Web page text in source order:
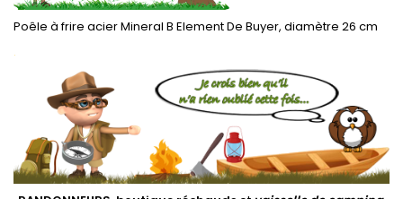
Poêle à frire acier Mineral B Element De Buyer, diamètre 26 cm
.